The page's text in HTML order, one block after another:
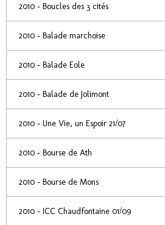
2010 - Boucles des 3 cités
2010 - Balade marchoise
2010 - Balade Eole
2010 - Balade de Jolimont
2010 - Une Vie, un Espoir 21/07
2010 - Bourse de Ath
2010 - Bourse de Mons
2010 - ICC Chaudfontaine 01/09